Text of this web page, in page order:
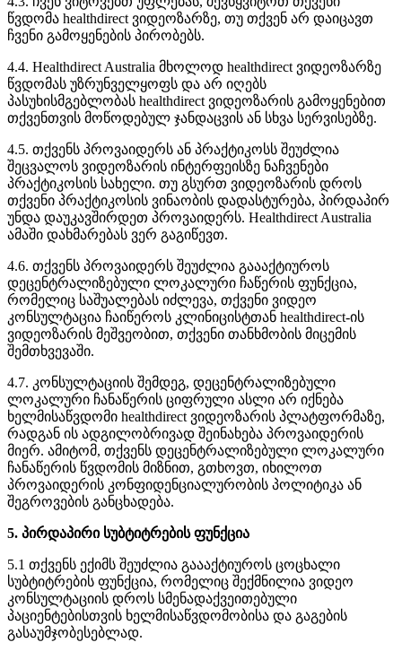
წვდომა healthdirect ვიდეოზარზე, თუ თქვენ არ დაიცავთ
ჩვენი გამოყენების პირობებს.
4.4. Healthdirect Australia მხოლოდ healthdirect ვიდეოზარზე
წვდომას უზრუნველყოფს და არ იღებს
პასუხისმგებლობას healthdirect ვიდეოზარის გამოყენებით
თქვენთვის მოწოდებულ ჯანდაცვის ან სხვა სერვისებზე.
4.5. თქვენს პროვაიდერს ან პრაქტიკოსს შეუძლია
შეცვალოს ვიდეოზარის ინტერფეისზე ნაჩვენები
პრაქტიკოსის სახელი. თუ გსურთ ვიდეოზარის დროს
თქვენი პრაქტიკოსის ვინაობის დადასტურება, პირდაპირ
უნდა დაუკავშირდეთ პროვაიდერს. Healthdirect Australia
ამაში დახმარებას ვერ გაგიწევთ.
4.6. თქვენს პროვაიდერს შეუძლია გაააქტიუროს
დეცენტრალიზებული ლოკალური ჩაწერის ფუნქცია,
რომელიც საშუალებას იძლევა, თქვენი ვიდეო
კონსულტაცია ჩაიწეროს კლინიცისტთან healthdirect-ის
ვიდეოზარის მეშვეობით, თქვენი თანხმობის მიცემის
შემთხვევაში.
4.7. კონსულტაციის შემდეგ, დეცენტრალიზებული
ლოკალური ჩანაწერის ციფრული ასლი არ იქნება
ხელმისაწვდომი healthdirect ვიდეოზარის პლატფორმაზე,
რადგან ის ადგილობრივად შეინახება პროვაიდერის
მიერ. ამიტომ, თქვენს დეცენტრალიზებული ლოკალური
ჩანაწერის წვდომის მიზნით, გთხოვთ, იხილოთ
პროვაიდერის კონფიდენციალურობის პოლიტიკა ან
შეგროვების განცხადება.
5. პირდაპირი სუბტიტრების ფუნქცია
5.1 თქვენს ექიმს შეუძლია გაააქტიუროს ცოცხალი
სუბტიტრების ფუნქცია, რომელიც შექმნილია ვიდეო
კონსულტაციის დროს სმენადაქვეითებული
პაციენტებისთვის ხელმისაწვდომობისა და გაგების
გასაუმჯობესებლად.